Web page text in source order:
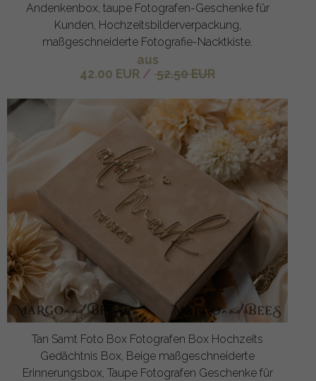
Andenkenbox, taupe Fotografen-Geschenke für
Kunden, Hochzeitsbilderverpackung,
maßgeschneiderte Fotografie-Nacktkiste.
aus
42.00 EUR / 52.50 EUR
Tan Samt Foto Box Fotografen Box Hochzeits
Gedächtnis Box, Beige maßgeschneiderte
Erinnerungsbox, Taupe Fotografen Geschenke für